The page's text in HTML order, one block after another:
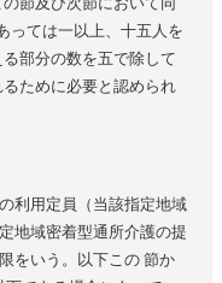
っては一以上、十五人を
部分の数を五で除して
ために必要と認められ
利用定員（当該指定地域
地域密着型通所介護の提
をいう。以下この 節か